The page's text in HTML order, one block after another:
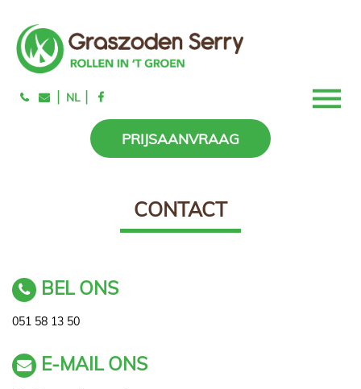
| NL |
PRIJSAANVRAAG
CONTACT
BEL ONS
051 58 13 50
E-MAIL ONS